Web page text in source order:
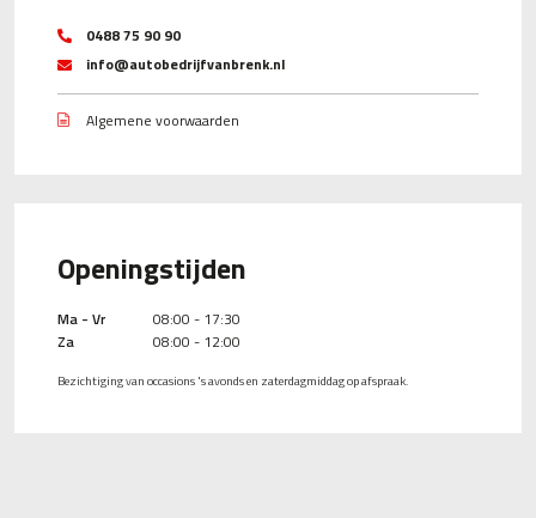
0488 75 90 90
info@autobedrijfvanbrenk.nl
Algemene voorwaarden
Openingstijden
Ma - Vr
08:00 - 17:30
Za
08:00 - 12:00
Bezichtiging van occasions 's avonds en zaterdagmiddag op afspraak.